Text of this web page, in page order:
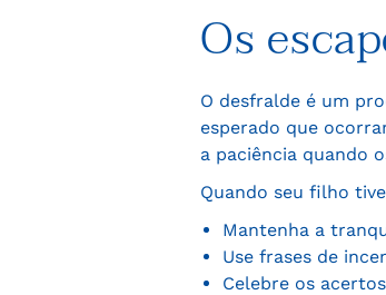
Os
O desfralde é um
esperado que
a paciência quando
Quando seu filho
Mantenha a
Use frases de
Celebre os